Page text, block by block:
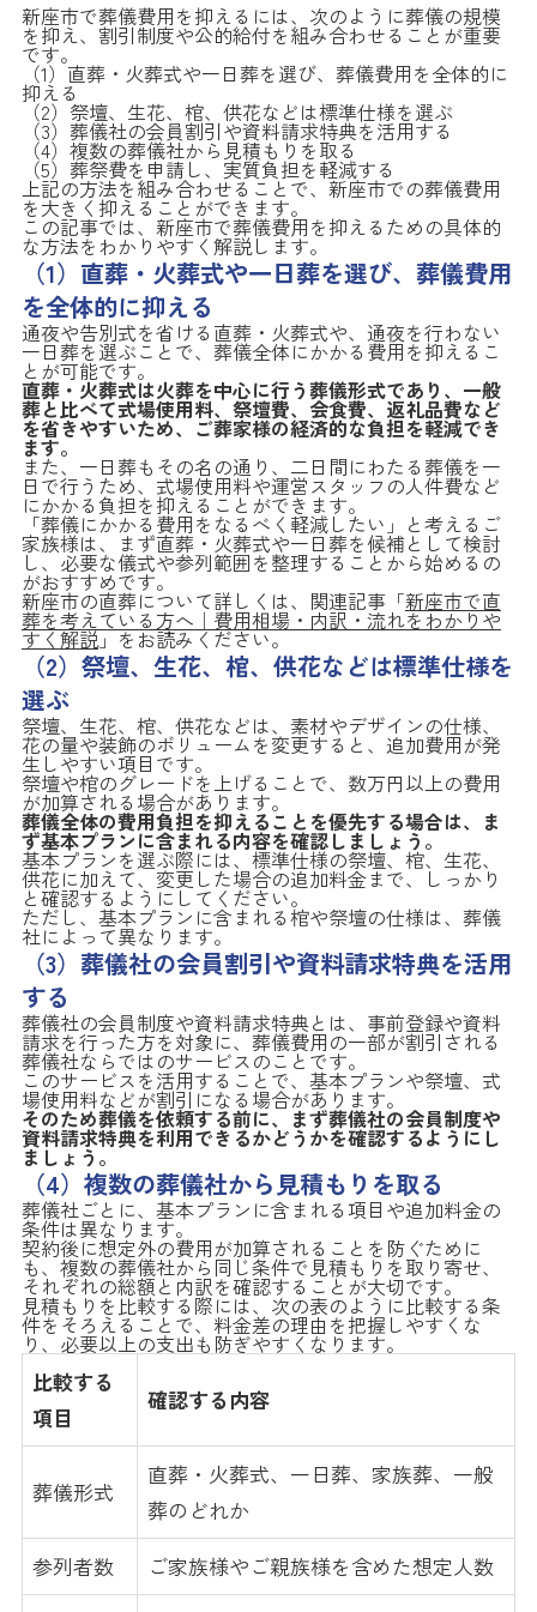
新座市で葬儀費用を抑えるには、次のように葬儀の規模
を抑え、割引制度や公的給付を組み合わせることが重要
です。
（1）直葬・火葬式や一日葬を選び、葬儀費用を全体的に
抑える
（2）祭壇、生花、棺、供花などは標準仕様を選ぶ
（3）葬儀社の会員割引や資料請求特典を活用する
（4）複数の葬儀社から見積もりを取る
（5）葬祭費を申請し、実質負担を軽減する
上記の方法を組み合わせることで、新座市での葬儀費用
を大きく抑えることができます。
この記事では、新座市で葬儀費用を抑えるための具体的
な方法をわかりやすく解説します。
（1）直葬・火葬式や一日葬を選び、葬儀費用
を全体的に抑える
通夜や告別式を省ける直葬・火葬式や、通夜を行わない
一日葬を選ぶことで、葬儀全体にかかる費用を抑えるこ
とが可能です。
直葬・火葬式は火葬を中心に行う葬儀形式であり、一般
葬と比べて式場使用料、祭壇費、会食費、返礼品費など
を省きやすいため、ご葬家様の経済的な負担を軽減でき
ます。
また、一日葬もその名の通り、二日間にわたる葬儀を一
日で行うため、式場使用料や運営スタッフの人件費など
にかかる負担を抑えることができます。
「葬儀にかかる費用をなるべく軽減したい」と考えるご
家族様は、まず直葬・火葬式や一日葬を候補として検討
し、必要な儀式や参列範囲を整理することから始めるの
がおすすめです。
新座市の直葬について詳しくは、関連記事「新座市で直
葬を考えている方へ｜費用相場・内訳・流れをわかりや
すく解説」をお読みください。
（2）祭壇、生花、棺、供花などは標準仕様を
選ぶ
祭壇、生花、棺、供花などは、素材やデザインの仕様、
花の量や装飾のボリュームを変更すると、追加費用が発
生しやすい項目です。
祭壇や棺のグレードを上げることで、数万円以上の費用
が加算される場合があります。
葬儀全体の費用負担を抑えることを優先する場合は、ま
ず基本プランに含まれる内容を確認しましょう。
基本プランを選ぶ際には、標準仕様の祭壇、棺、生花、
供花に加えて、変更した場合の追加料金まで、しっかり
と確認するようにしてください。
ただし、基本プランに含まれる棺や祭壇の仕様は、葬儀
社によって異なります。
（3）葬儀社の会員割引や資料請求特典を活用
する
葬儀社の会員制度や資料請求特典とは、事前登録や資料
請求を行った方を対象に、葬儀費用の一部が割引される
葬儀社ならではのサービスのことです。
このサービスを活用することで、基本プランや祭壇、式
場使用料などが割引になる場合があります。
そのため葬儀を依頼する前に、まず葬儀社の会員制度や
資料請求特典を利用できるかどうかを確認するようにし
ましょう。
（4）複数の葬儀社から見積もりを取る
葬儀社ごとに、基本プランに含まれる項目や追加料金の
条件は異なります。
契約後に想定外の費用が加算されることを防ぐために
も、複数の葬儀社から同じ条件で見積もりを取り寄せ、
それぞれの総額と内訳を確認することが大切です。
見積もりを比較する際には、次の表のように比較する条
件をそろえることで、料金差の理由を把握しやすくな
り、必要以上の支出も防ぎやすくなります。
比較する
項目
確認する内容
葬儀形式
直葬・火葬式、一日葬、家族葬、一般
葬のどれか
参列者数
ご家族様やご親族様を含めた想定人数